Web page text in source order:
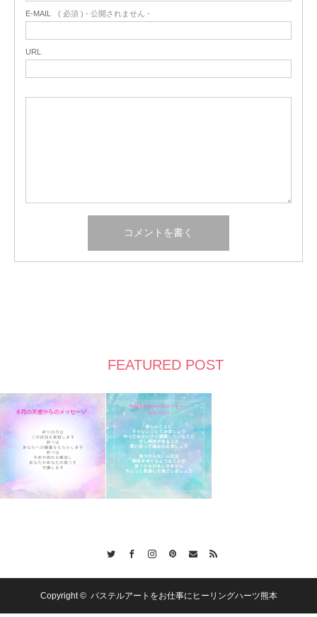
E-MAIL ( 必須 ) - 公開されません -
URL
FEATURED POST
Copyright © パステルアートをお仕事にヒーリングハーツ熊本